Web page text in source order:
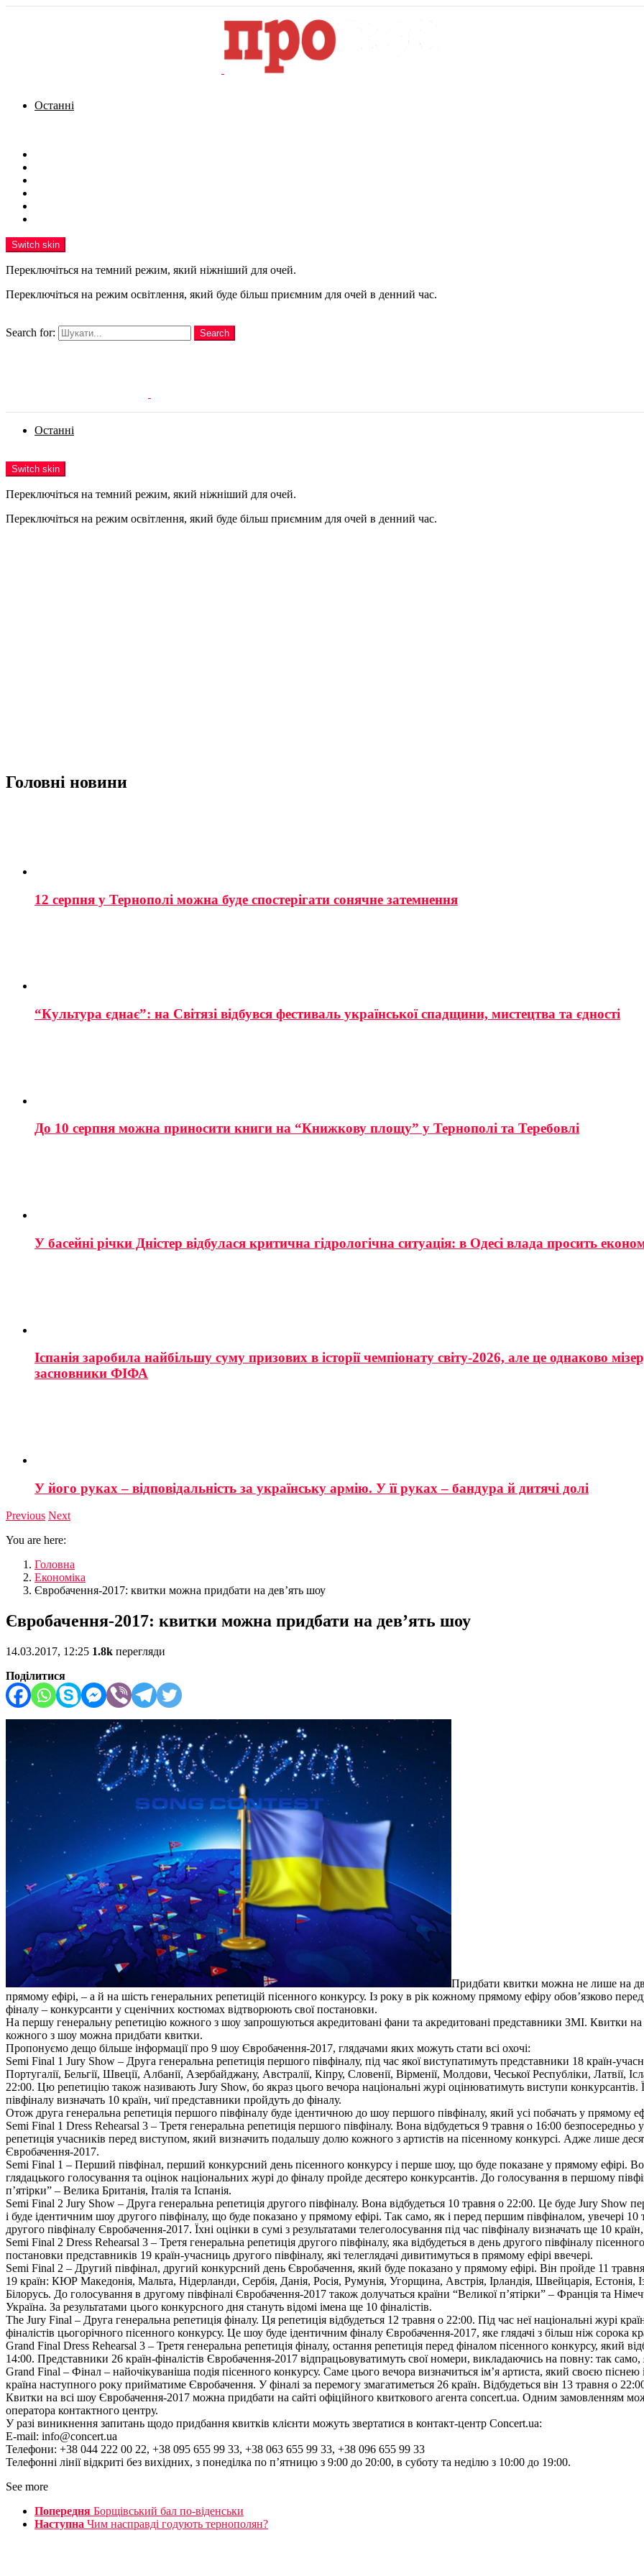
Останні
Switch skin
Переключіться на темний режим, який ніжніший для очей.
Переключіться на режим освітлення, який буде більш приємним для очей в денний час.
Search for:
Search
Останні
Switch skin
Переключіться на темний режим, який ніжніший для очей.
Переключіться на режим освітлення, який буде більш приємним для очей в денний час.
Головні новини
12 серпня у Тернополі можна буде спостерігати сонячне затемнення
“Культура єднає”: на Світязі відбувся фестиваль української спадщини, мистецтва та єдності
До 10 серпня можна приносити книги на “Книжкову площу” у Тернополі та Теребовлі
У басейні річки Дністер відбулася критична гідрологічна ситуація: в Одесі влада просить
Іспанія заробила найбільшу суму призових в історії чемпіонату світу-2026, але це однаково
засновники ФІФА
У його руках – відповідальність за українську армію. У її руках – бандура й дитячі долі
Previous Next
You are here:
Головна
Економіка
Євробачення-2017: квитки можна придбати на дев’ять шоу
Євробачення-2017: квитки можна придбати на дев’ять шоу
14.03.2017, 12:25 1.8k перегляди
Поділитися
Придбати квитки можна не лише на
прямому ефірі, – а й на шість генеральних репетицій пісенного конкурсу. Із року в рік кожному прямому ефіру обов’язково
фіналу – конкурсанти у сценічних костюмах відтворюють свої постановки.
На першу генеральну репетицію кожного з шоу запрошуються акредитовані фани та акредитовані представники ЗМІ. Квитки на
кожного з шоу можна придбати квитки.
Пропонуємо дещо більше інформації про 9 шоу Євробачення-2017, глядачами яких можуть стати всі охочі:
Semi Final 1 Jury Show – Друга генеральна репетиція першого півфіналу, під час якої виступатимуть представники 18 країн-
Португалії, Бельгії, Швеції, Албанії, Азербайджану, Австралії, Кіпру, Словенії, Вірменії, Молдови, Чеської Республіки, Латвії,
22:00. Цю репетицію також називають Jury Show, бо якраз цього вечора національні журі оцінюватимуть виступи конкурсантів.
півфіналу визначать 10 країн, чиї представники пройдуть до фіналу.
Отож друга генеральна репетиція першого півфіналу буде ідентичною до шоу першого півфіналу, який усі побачать у прямому
Semi Final 1 Dress Rehearsal 3 – Третя генеральна репетиція першого півфіналу. Вона відбудеться 9 травня о 16:00
репетиція учасників перед виступом, який визначить подальшу долю кожного з артистів на пісенному конкурсі. Адже лише
Євробачення-2017.
Semi Final 1 – Перший півфінал, перший конкурсний день пісенного конкурсу і перше шоу, що буде показане у прямому ефірі.
глядацького голосування та оцінок національних журі до фіналу пройде десятеро конкурсантів. До голосування в першому
п’ятірки” – Велика Британія, Італія та Іспанія.
Semi Final 2 Jury Show – Друга генеральна репетиція другого півфіналу. Вона відбудеться 10 травня о 22:00. Це буде Jury Show
і буде ідентичним шоу другого півфіналу, що буде показано у прямому ефірі. Так само, як і перед першим півфіналом, увечері
другого півфіналу Євробачення-2017. Їхні оцінки в сумі з результатами телеголосування під час півфіналу визначать ще 10
Semi Final 2 Dress Rehearsal 3 – Третя генеральна репетиція другого півфіналу, яка відбудеться в день другого півфіналу
постановки представників 19 країн-учасниць другого півфіналу, які телеглядачі дивитимуться в прямому ефірі ввечері.
Semi Final 2 – Другий півфінал, другий конкурсний день Євробачення, який буде показано у прямому ефірі. Він пройде 11
19 країн: КЮР Македонія, Мальта, Нідерланди, Сербія, Данія, Росія, Румунія, Угорщина, Австрія, Ірландія, Швейцарія, Естонія,
Білорусь. До голосування в другому півфіналі Євробачення-2017 також долучаться країни “Великої п’ятірки” – Франція та
Україна. За результатами цього конкурсного дня стануть відомі імена ще 10 фіналістів.
The Jury Final – Друга генеральна репетиція фіналу. Ця репетиція відбудеться 12 травня о 22:00. Під час неї національні журі
фіналістів цьогорічного пісенного конкурсу. Це шоу буде ідентичним фіналу Євробачення-2017, яке глядачі з більш ніж сорока
Grand Final Dress Rehearsal 3 – Третя генеральна репетиція фіналу, остання репетиція перед фіналом пісенного конкурсу, який
14:00. Представники 26 країн-фіналістів Євробачення-2017 відпрацьовуватимуть свої номери, викладаючись на повну: так
Grand Final – Фінал – найочікуваніша подія пісенного конкурсу. Саме цього вечора визначиться ім’я артиста, який своєю
країна наступного року прийматиме Євробачення. У фіналі за перемогу змагатиметься 26 країн. Відбудеться він 13 травня о
Квитки на всі шоу Євробачення-2017 можна придбати на сайті офіційного квиткового агента conсert.ua. Одним замовленням
оператора контактного центру.
У разі виникнення запитань щодо придбання квитків клієнти можуть звертатися в контакт-центр Concert.ua:
Е-mail: info@concert.ua
Телефони: +38 044 222 00 22, +38 095 655 99 33, +38 063 655 99 33, +38 096 655 99 33
Телефонні лінії відкриті без вихідних, з понеділка по п’ятницю з 9:00 до 20:00, в суботу та неділю з 10:00 до 19:00.
See more
Попередня Борщівський бал по-віденськи
Наступна Чим насправді годують тернополян?